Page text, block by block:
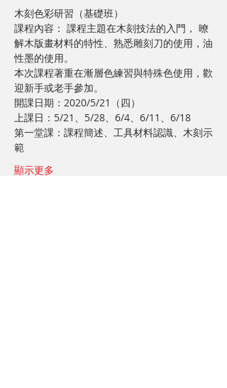
木刻色彩研習（基礎班）
課程內容： 課程主題在木刻技法的入門， 暸
解木版畫材料的特性、熟悉雕刻刀的使用，油
性墨的使用。
本次課程著重在漸層色練習與特殊色使用，歡
迎新手或老手參加。
開課日期：2020/5/21（四）
上課日：5/21、5/28、6/4、6/11、6/18
第一堂課：課程簡述、工具材料認識、木刻示
範
顯示更多